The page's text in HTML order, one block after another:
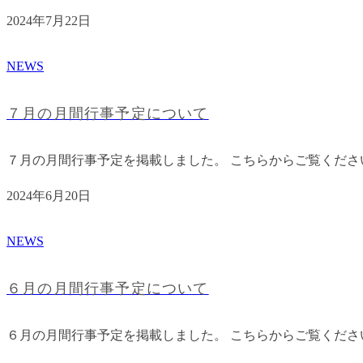
2024年7月22日
NEWS
７月の月間行事予定について
７月の月間行事予定を掲載しました。 こちらからご覧くださ
2024年6月20日
NEWS
６月の月間行事予定について
６月の月間行事予定を掲載しました。 こちらからご覧くださ